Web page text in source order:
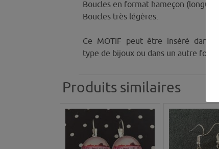
Boucles en format hameçon (longue
Boucles très légères.
Ce MOTIF peut être inséré dans
type de bijoux ou dans un autre
Produits similaires